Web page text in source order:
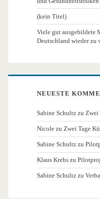
(kein Titel)
Viele gut ausgebildete
Deutschland wieder zu
NEUESTE
Sabine Schultz zuZwei
Nicole zuZwei Tage
Sabine Schultz zu
Klaus Krebs zu
Sabine Schultz zu